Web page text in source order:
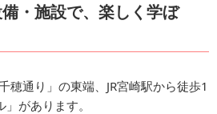
・施設で、楽しく学ぼ
穂通り」の東端、JR宮崎駅から徒歩1
があります。